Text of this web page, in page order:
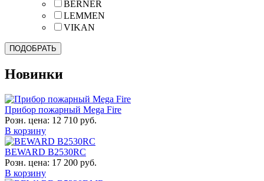
BERNER
LEMMEN
VIKAN
Новинки
Прибор пожарный Mega Fire
Розн. цена: 12 710 руб.
В корзину
BEWARD B2530RC
Розн. цена: 17 200 руб.
В корзину